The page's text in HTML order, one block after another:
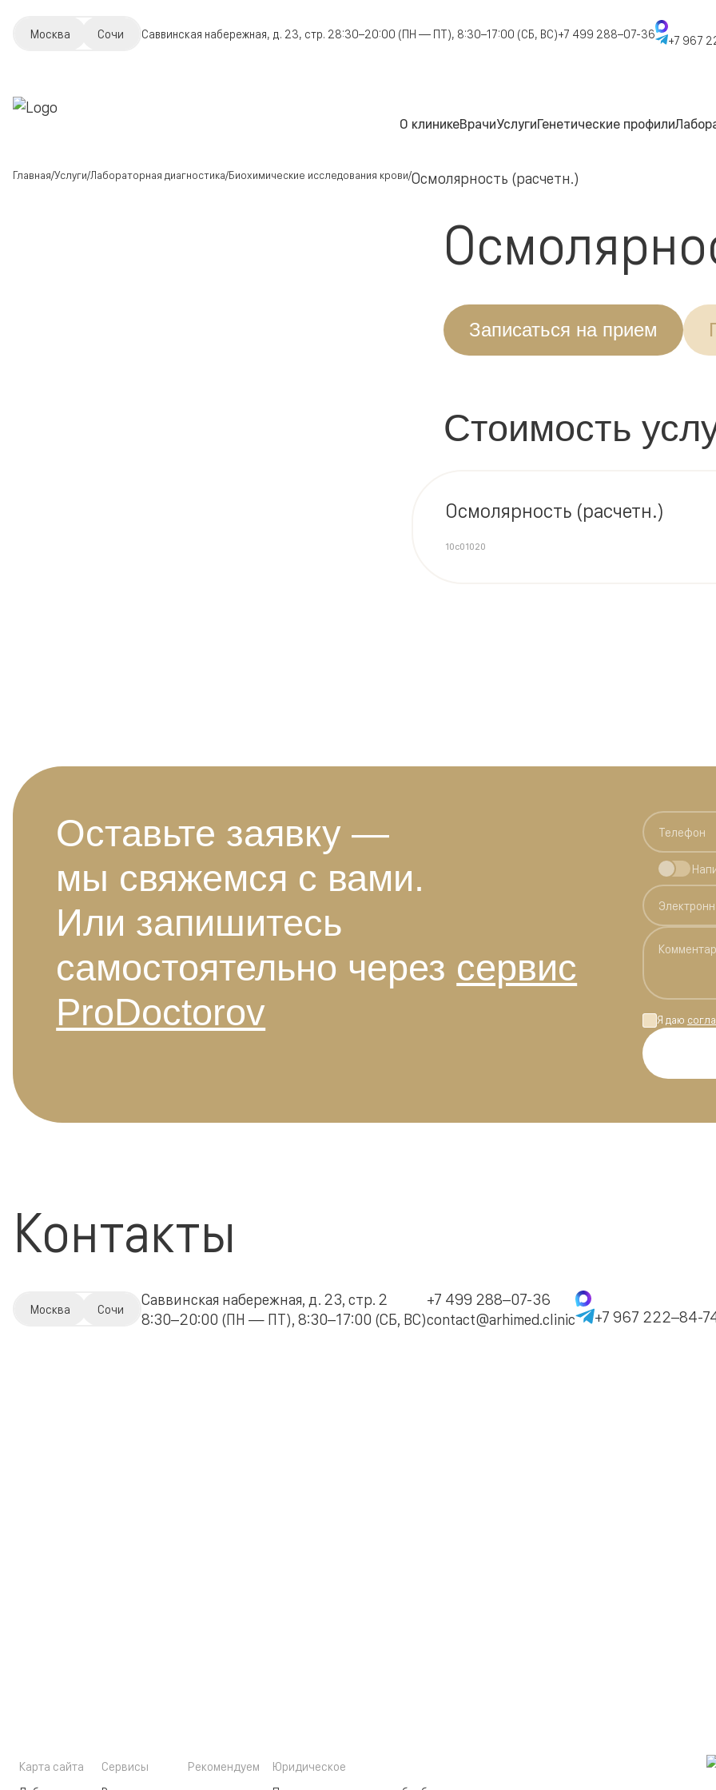
Москва Сочи Саввинская набережная, д. 23, стр. 28:30–20:00 (ПН — ПТ), 8:30–17:00 (СБ, ВС)+7 499 288–07-36 +7 967
О клиникеВрачиУслугиГенетические профили
Главная Услуги Лабораторная диагностика Биохимические исследования крови Осмолярность (расчетн.)
Записаться на прием
Стоимость
Осмолярность (расчетн.)
10c01020
Оставьте заявку —
мы свяжемся с вами.
Или запишитесь
самостоятельно через сервис
ProDoctorov
Я даю
Контакты
Москва Сочи
Саввинская набережная, д. 23, стр. 2
8:30–20:00 (ПН — ПТ), 8:30–17:00 (СБ, ВС)
+7 499 288–07-36
contact@arhimed.clinic
+7 967 222–84-
Карта сайта
Сервисы
Рекомендуем
Юридическое